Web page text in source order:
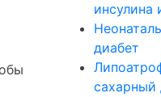
инсулина
диабет
сахарный